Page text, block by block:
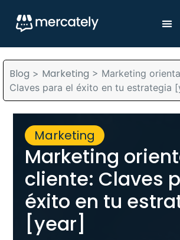
Blog > Marketing > Marketing
Claves para el éxito en tu estrategia
Marketing
Marketing
cliente: Claves
éxito en tu
[year]